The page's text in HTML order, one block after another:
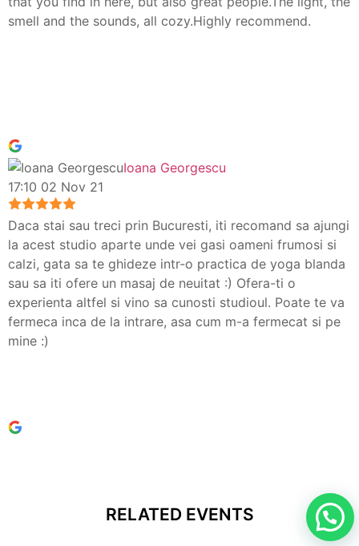
smell and the sounds, all cozy.Highly recommend.
Ioana Georgescu
17:10 02 Nov 21
Daca stai sau treci prin Bucuresti, iti recomand sa ajungi
la acest studio aparte unde vei gasi oameni frumosi si
calzi, gata sa te ghideze intr-o practica de yoga blanda
sau sa iti ofere un masaj de neuitat :) Ofera-ti o
experienta altfel si vino sa cunosti studioul. Poate te va
fermeca inca de la intrare, asa cum m-a fermecat si pe
mine :)
RELATED EVENTS